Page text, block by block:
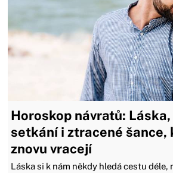
Horoskop návratů:
setkání i ztracené šance,
znovu vracejí
Láska si k nám někdy hledá cestu déle,